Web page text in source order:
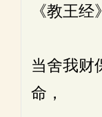
《教王经
当舍我财
命，